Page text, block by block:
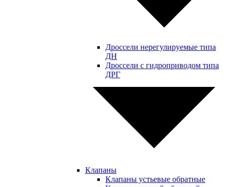
Дроссели нерегулируемые типа
ДН
Дроссели с гидроприводом типа
ДРГ
Клапаны
Клапаны устьевые обратные